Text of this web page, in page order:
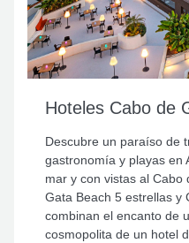
Hoteles Cabo de
Descubre un paraíso de
gastronomía y playas en
mar y con vistas al Cabo
Gata Beach 5 estrellas y
combinan el encanto de
cosmopolita de un hotel